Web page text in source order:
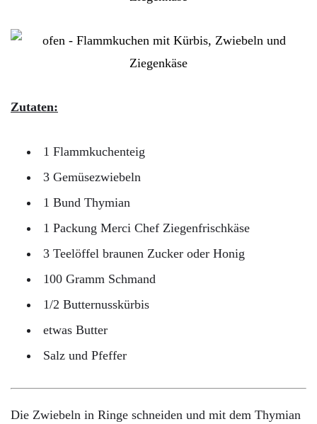
Zutaten:
1 Flammkuchenteig
3 Gemüsezwiebeln
1 Bund Thymian
1 Packung Merci Chef Ziegenfrischkäse
3 Teelöffel braunen Zucker oder Honig
100 Gramm Schmand
1/2 Butternusskürbis
etwas Butter
Salz und Pfeffer
Die Zwiebeln in Ringe schneiden und mit dem Thymian